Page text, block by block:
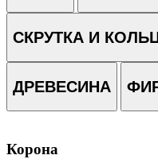
СКРУТКА И
ДРЕВЕСИНА
Корона